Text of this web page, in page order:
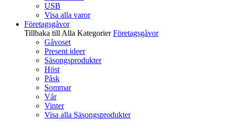
USB
Visa alla varor
Företagsgåvor
Tillbaka till Alla Kategorier Företagsgåvor
Gåvoset
Present ideer
Säsongsprodukter
Höst
Påsk
Sommar
Vår
Vinter
Visa alla Säsongsprodukter